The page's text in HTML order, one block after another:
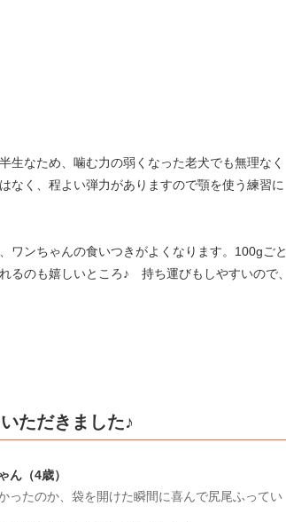
生なため、噛む力の弱くなった老犬でも無理なく
なく、程よい弾力がありますので顎を使う練習に
ワンちゃんの食いつきがよくなります。100gごと
るのも嬉しいところ♪ 持ち運びもしやすいので、
ただきました♪
ん（4歳）
ったのか、袋を開けた瞬間に喜んで尻尾ふってい